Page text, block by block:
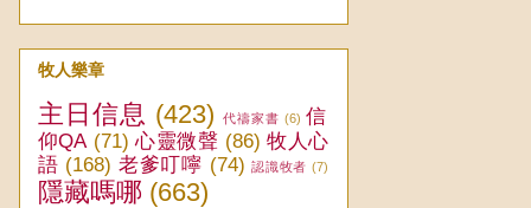
牧人樂章
主日信息 (423) 代禱家書 (6) 信
仰QA (71) 心靈微聲 (86) 牧人心
語 (168) 老爹叮嚀 (74) 認識牧者 (7)
隱藏嗎哪 (663)